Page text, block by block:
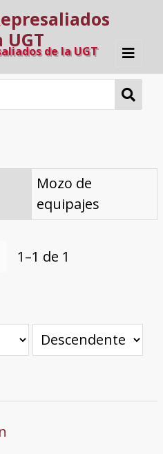
de la UGT
muerte(con busca
Mozo de
equipajes
1–1 de 1